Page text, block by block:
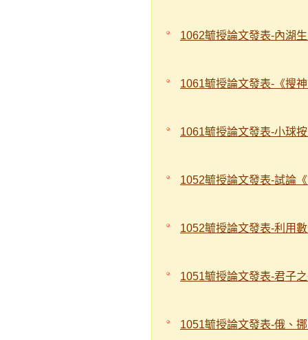
1062毓授論文發表-內湖
1061毓授論文發表-《搜
1061毓授論文發表-小球
1052毓授論文發表-試論
1052毓授論文發表-利用
1051毓授論文發表-君子
1051毓授論文發表-俄、